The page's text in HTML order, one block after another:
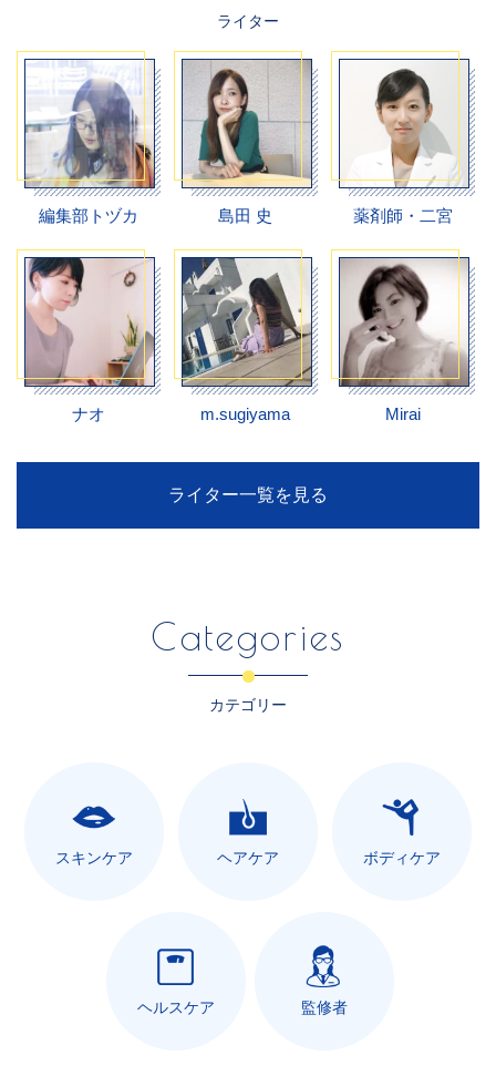
ライター
編集部トヅカ 島田 史 薬剤師・二宮
ナオ m.sugiyama Mirai
ライター一覧を見る
Categories
カテゴリー
スキンケア ヘアケア ボディケア
ヘルスケア 監修者